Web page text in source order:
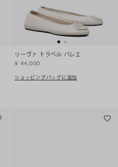
リーヴァ トラベル バレエ
¥ 44,000
ショッピングバッグに追加